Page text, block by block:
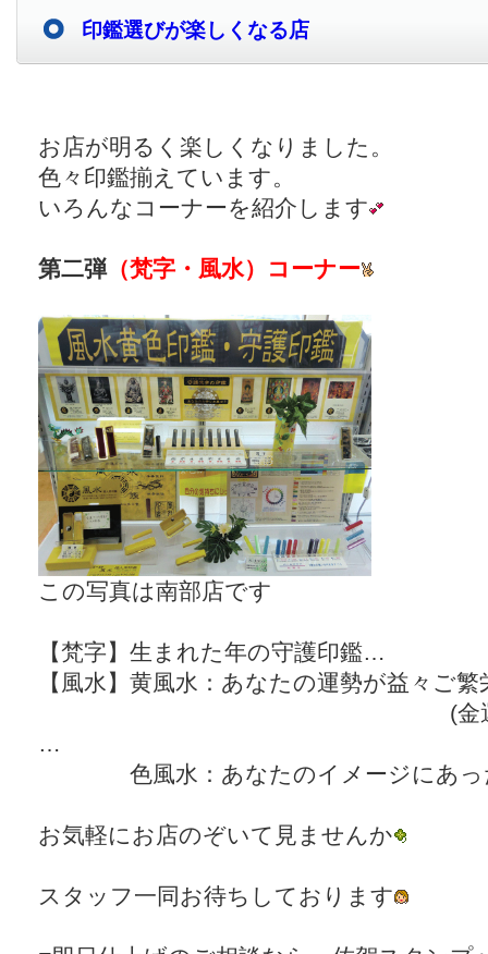
印鑑選びが楽しくなる店
お店が明るく楽しくなりました。
色々印鑑揃えています。
いろんなコーナーを紹介します
第二弾（梵字・風水）コーナー
この写真は南部店です
【梵字】生まれた年の守護印鑑…
【風水】黄風水：あなたの運勢が益々ご
(金運が増す
…
色風水：あなたのイメージにあっ
お気軽にお店のぞいて見ませんか
スタッフ一同お待ちしております